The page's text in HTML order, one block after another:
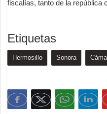
fiscalías, tanto de la república
Etiquetas
Hermosillo Sonora